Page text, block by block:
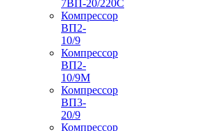
7ВП-20/220С
Компрессор
ВП2-
10/9
Компрессор
ВП2-
10/9М
Компрессор
ВП3-
20/9
Компрессор